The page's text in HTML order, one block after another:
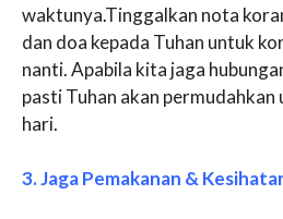
waktunya.Tinggalkan nota
dan doa kepada Tuhan untuk
nanti. Apabila kita jaga
pasti Tuhan akan
hari.
3. Jaga Pemakanan &